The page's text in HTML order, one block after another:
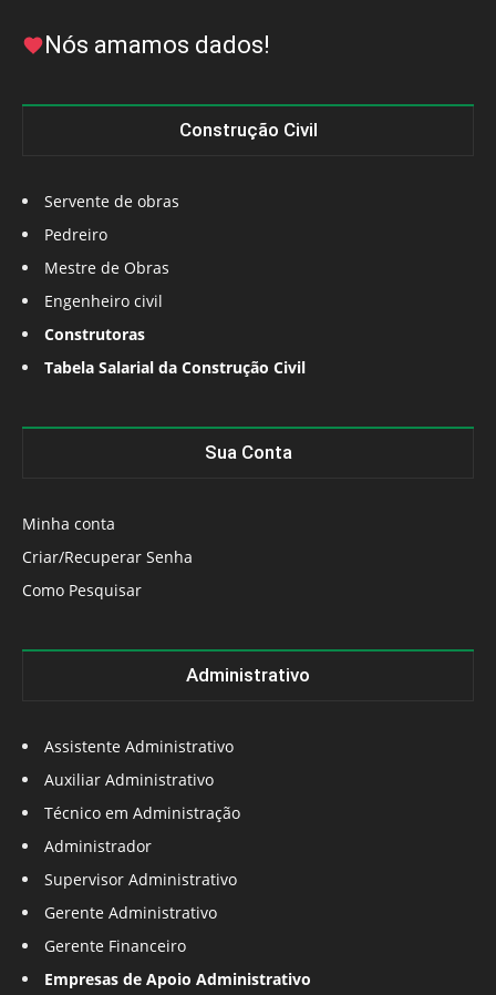
Nós amamos dados!
Construção Civil
Servente de obras
Pedreiro
Mestre de Obras
Engenheiro civil
Construtoras
Tabela Salarial da Construção Civil
Sua Conta
Minha conta
Criar/Recuperar Senha
Como Pesquisar
Administrativo
Assistente Administrativo
Auxiliar Administrativo
Técnico em Administração
Administrador
Supervisor Administrativo
Gerente Administrativo
Gerente Financeiro
Empresas de Apoio Administrativo